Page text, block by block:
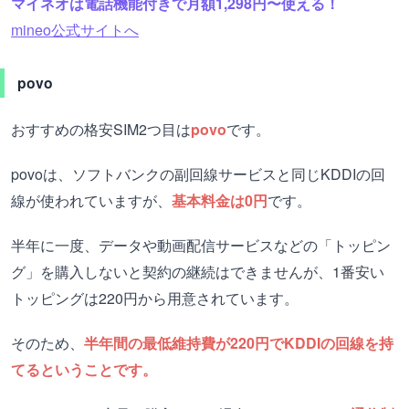
mineo公式サイトへ
povo
おすすめの格安SIM2つ目はpovoです。
povoは、ソフトバンクの副回線サービスと同じKDDIの回
線が使われていますが、 基本料金は0円です。
半年に一度、データや動画配信サービスなどの「トッピン
グ」を購入しないと契約の継続はできませんが、1番安い
トッピングは220円から用意されています。
そのため、 半年間の最低維持費が220円でKDDIの回線を持
てるということです。